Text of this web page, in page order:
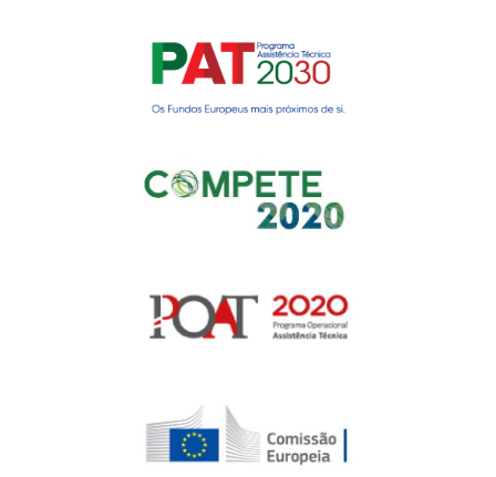
Para fornecer as melhores experiências, usamos tecnologias como
cookies para armazenar e/ou aceder a informações do dispositivo.